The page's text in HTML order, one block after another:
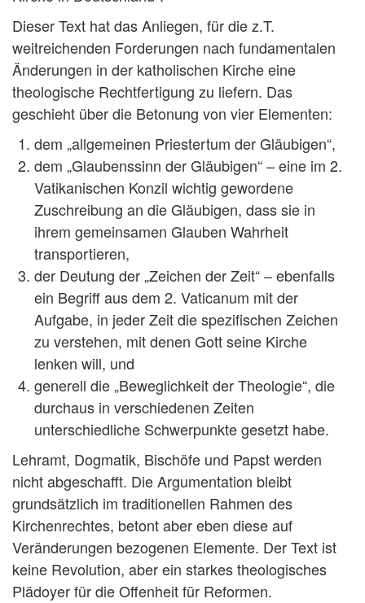
Dieser Text hat das Anliegen, für die z.T.
weitreichenden Forderungen nach fundamentalen
Änderungen in der katholischen Kirche eine
theologische Rechtfertigung zu liefern. Das
geschieht über die Betonung von vier Elementen:
dem „allgemeinen Priestertum der Gläubigen“,
dem „Glaubenssinn der Gläubigen“ – eine im 2.
Vatikanischen Konzil wichtig gewordene
Zuschreibung an die Gläubigen, dass sie in
ihrem gemeinsamen Glauben Wahrheit
transportieren,
der Deutung der „Zeichen der Zeit“ – ebenfalls
ein Begriff aus dem 2. Vaticanum mit der
Aufgabe, in jeder Zeit die spezifischen Zeichen
zu verstehen, mit denen Gott seine Kirche
lenken will, und
generell die „Beweglichkeit der Theologie“, die
durchaus in verschiedenen Zeiten
unterschiedliche Schwerpunkte gesetzt habe.
Lehramt, Dogmatik, Bischöfe und Papst werden
nicht abgeschafft. Die Argumentation bleibt
grundsätzlich im traditionellen Rahmen des
Kirchenrechtes, betont aber eben diese auf
Veränderungen bezogenen Elemente. Der Text ist
keine Revolution, aber ein starkes theologisches
Plädoyer für die Offenheit für Reformen.